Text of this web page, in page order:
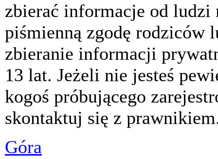
zbierać informacje od
piśmienną zgodę rodziców
zbieranie informacji
13 lat. Jeżeli nie jesteś
kogoś próbującego
skontaktuj się z
Góra